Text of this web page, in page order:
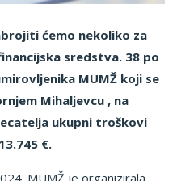
ćemo nekoliko za
sredstva. 38 po
MUMŽ koji se
Mihaljevcu , na
ukupni troškovi
€.